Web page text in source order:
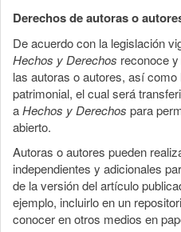
Derechos de autoras o
De acuerdo con la legislación
Hechos y Derechos reconoce
las autoras o autores, así
patrimonial, el cual será
aHechos y Derechos para
abierto.
Autoras o autores pueden
independientes y adicionales
de la versión del artículo
ejemplo, incluirlo en un
conocer en otros medios en